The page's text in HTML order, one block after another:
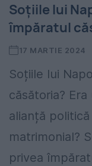
Soțiile lui
împăratul
17 MARTIE 2024
Soțiile lui
căsătoria?
alianță
matrimonial?
privea